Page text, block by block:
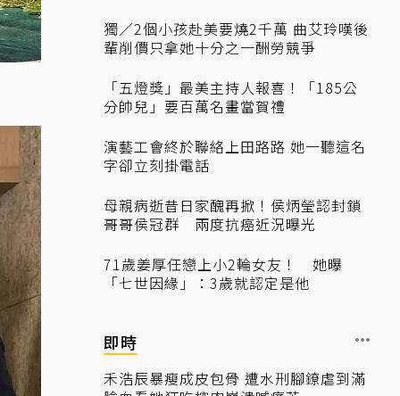
獨／2個小孩赴美要燒2千萬 曲艾玲嘆後
輩削價只拿她十分之一酬勞競爭
「五燈獎」最美主持人報喜！「185公
分帥兒」要百萬名畫當賀禮
演藝工會終於聯絡上田路路 她一聽這名
字卻立刻掛電話
母親病逝昔日家醜再掀！侯炳瑩認封鎖
哥哥侯冠群 兩度抗癌近況曝光
71歲姜厚任戀上小2輪女友！ 她曝
「七世因緣」：3歲就認定是他
即時
禾浩辰暴瘦成皮包骨 遭水刑腳鐐虐到滿